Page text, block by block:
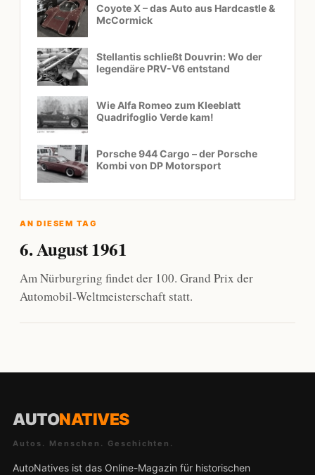
Coyote X – das Auto aus Hardcastle &
McCormick
Stellantis schließt Douvrin: Wo der
legendäre PRV-V6 entstand
Wie Alfa Romeo zum Kleeblatt
Quadrifoglio Verde kam!
Porsche 944 Cargo – der Porsche
Kombi von DP Motorsport
AN DIESEM TAG
6. August 1961
Am Nürburgring findet der 100. Grand Prix der
Automobil-Weltmeisterschaft statt.
AUTONATIVES
Autos. Menschen. Geschichten.
AutoNatives ist das Online-Magazin für historischen